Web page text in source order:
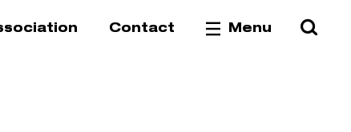
Contact Menu